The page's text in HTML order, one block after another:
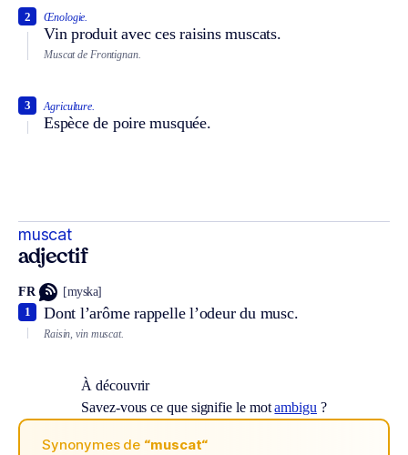
Œnologie.
Vin produit avec ces raisins muscats.
2
Muscat de Frontignan.
Agriculture.
Espèce de poire musquée.
3
muscat
adjectif
FR [myska]
Dont l’arôme rappelle l’odeur du musc.
1
Raisin, vin muscat.
À découvrir
Savez-vous ce que signifie le motambigu ?
Synonymes de “muscat“